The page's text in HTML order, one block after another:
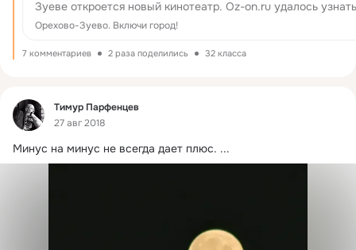
Зуеве откроется новый кинотеатр. Oz-on.ru удалось
какая сеть придет в город
Орехово-Зуево. Включи город!
7 комментариев 2 раза поделились 32 класса
Фид
Тимур Парфенцев
27 авг 2018
Минус на минус не всегда дает плюс. ...